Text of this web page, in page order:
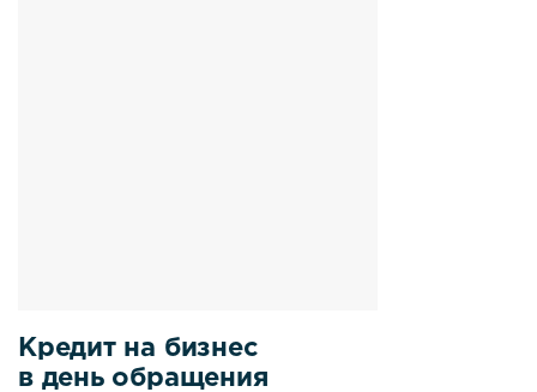
Кредит на бизнес
в день обращения